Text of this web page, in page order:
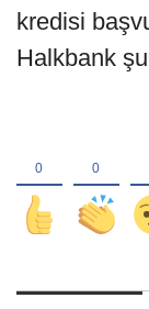
kredisi
Halkbank